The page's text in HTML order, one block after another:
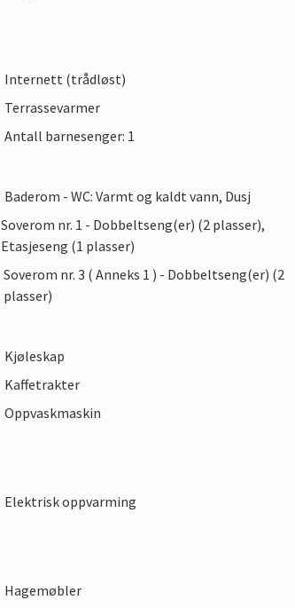
Internett (trådløst)
Terrassevarmer
Antall barnesenger: 1
Baderom - WC: Varmt og kaldt vann, Dusj
Soverom nr. 1 - Dobbeltseng(er) (2 plasser),
Etasjeseng (1 plasser)
Soverom nr. 3 ( Anneks 1 ) - Dobbeltseng(er) (2
plasser)
Kjøleskap
Kaffetrakter
Oppvaskmaskin
Elektrisk oppvarming
Hagemøbler